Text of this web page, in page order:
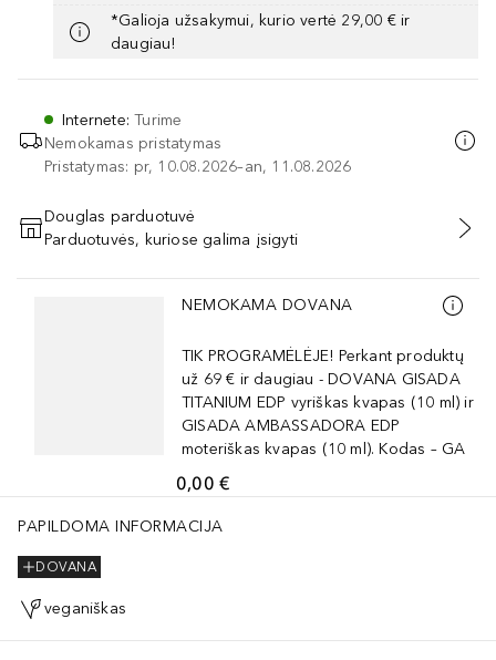
*Galioja užsakymui, kurio vertė 29,00 € ir
daugiau!
Internete:Turime
Nemokamas pristatymas
Pristatymas: pr, 10.08.2026–an, 11.08.2026
PRIDĖTI Į KREPŠELĮ
Douglas parduotuvė
Parduotuvės, kuriose galima įsigyti
Praleisti slankiklį
NEMOKAMA DOVANA
TIK PROGRAMĖLĖJE! Perkant produktų
už 69 € ir daugiau - DOVANA GISADA
TITANIUM EDP vyriškas kvapas (10 ml) ir
GISADA AMBASSADORA EDP
moteriškas kvapas (10 ml). Kodas – GA
0,00 €
PAPILDOMA INFORMACIJA
DOVANA
veganiškas